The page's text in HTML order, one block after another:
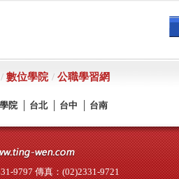
/數位學院 /公職學習網
院 台北 台中 台南
9797 傳真：(02)2331-9721